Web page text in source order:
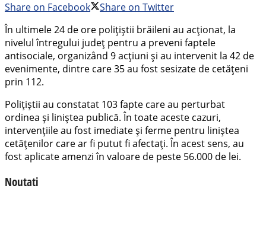
Share on Facebook
Share on Twitter
În ultimele 24 de ore polițiștii brăileni au acționat, la
nivelul întregului județ pentru a preveni faptele
antisociale, organizând 9 acțiuni și au intervenit la 42 de
evenimente, dintre care 35 au fost sesizate de cetățeni
prin 112.
Polițiștii au constatat 103 fapte care au perturbat
ordinea și liniștea publică. În toate aceste cazuri,
intervențiile au fost imediate și ferme pentru liniștea
cetățenilor care ar fi putut fi afectați. În acest sens, au
fost aplicate amenzi în valoare de peste 56.000 de lei.
Noutati